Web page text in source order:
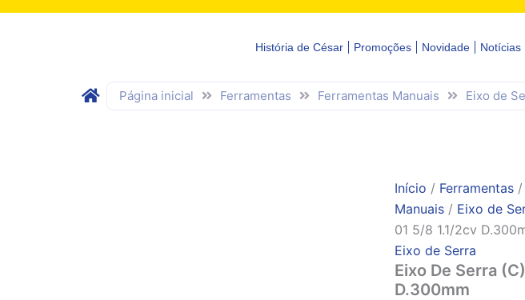
História de César Promoções Novidade Notícias
Página inicial Ferramentas Ferramentas Manuais Eixo de
Início / Ferramentas/
Manuais/ Eixo de
01 5/8 1.1/2cv
Eixo de Serra
Eixo De Serra
D.300mm